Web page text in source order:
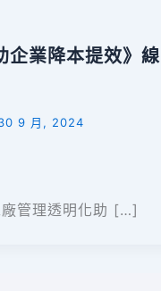
企業降本提效》線
9 月, 2024
管理透明化助 […]